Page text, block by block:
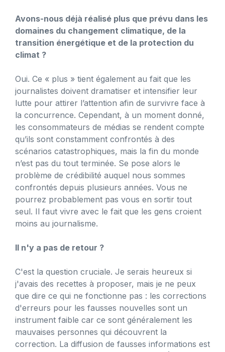
Avons-nous déjà réalisé plus que prévu dans les
domaines du changement climatique, de la
transition énergétique et de la protection du
climat ?
Oui. Ce « plus » tient également au fait que les
journalistes doivent dramatiser et intensifier leur
lutte pour attirer l’attention afin de survivre face à
la concurrence. Cependant, à un moment donné,
les consommateurs de médias se rendent compte
qu’ils sont constamment confrontés à des
scénarios catastrophiques, mais la fin du monde
n’est pas du tout terminée. Se pose alors le
problème de crédibilité auquel nous sommes
confrontés depuis plusieurs années. Vous ne
pourrez probablement pas vous en sortir tout
seul. Il faut vivre avec le fait que les gens croient
moins au journalisme.
Il n'y a pas de retour ?
C'est la question cruciale. Je serais heureux si
j'avais des recettes à proposer, mais je ne peux
que dire ce qui ne fonctionne pas : les corrections
d'erreurs pour les fausses nouvelles sont un
instrument faible car ce sont généralement les
mauvaises personnes qui découvrent la
correction. La diffusion de fausses informations est